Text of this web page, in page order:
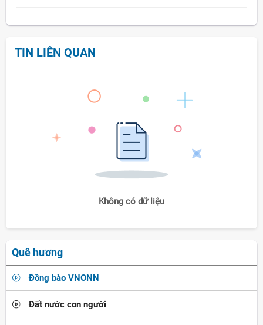
TIN LIÊN QUAN
Không có dữ liệu
Quê hương
Đồng bào VNONN
Đất nước con người